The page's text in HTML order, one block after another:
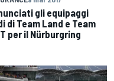
gli equipaggi
di Team Land e Team
per il Nürburgring